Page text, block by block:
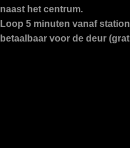
naast het centrum.
Loop 5 minuten vanaf
betaalbaar voor de deur